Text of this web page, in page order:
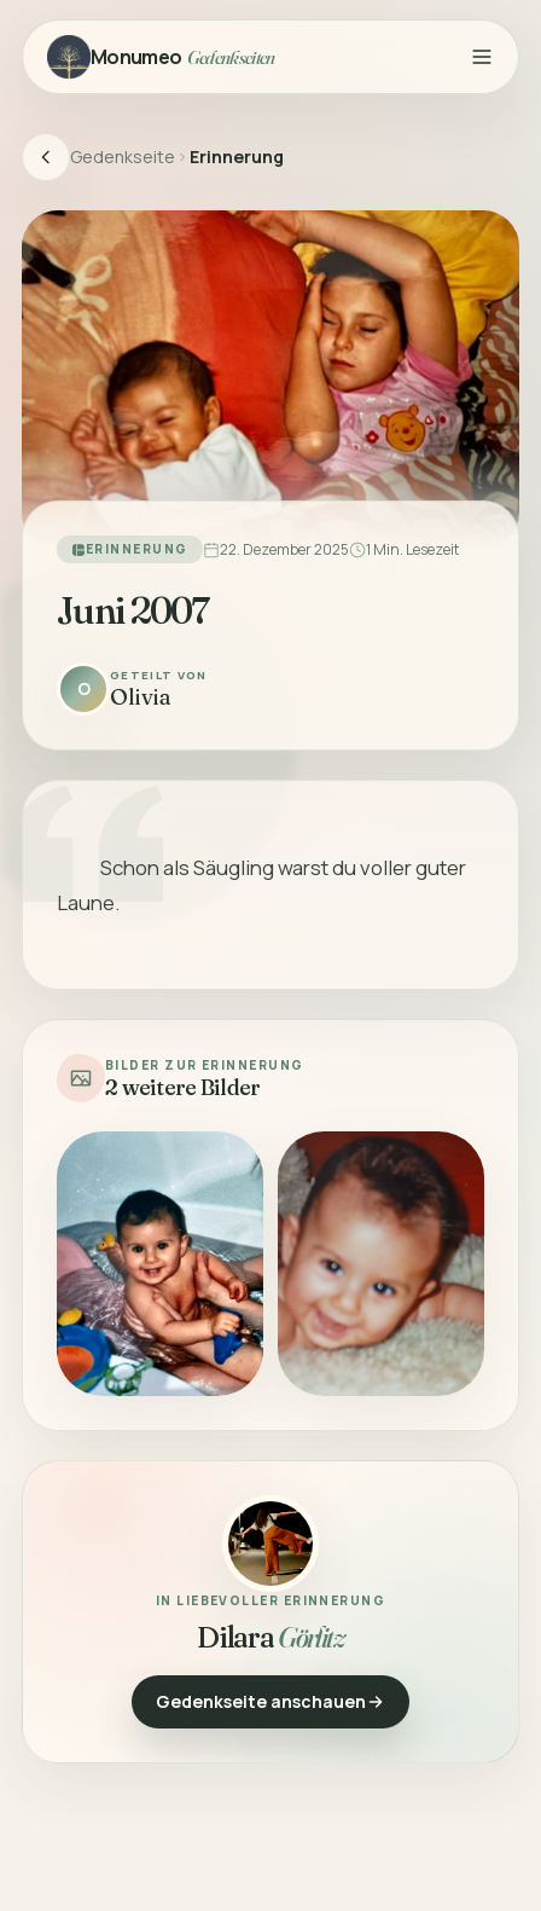
Monumeo Gedenkseiten
Gedenkseite Erinnerung
ERINNERUNG 22. Dezember 2025 1 Min. Lesezeit
Juni 2007
O
GETEILT VON
Olivia
Laune.
BILDER ZUR ERINNERUNG
2 weitere Bilder
IN LIEBEVOLLER ERINNERUNG
DilaraGörlitz
Gedenkseite anschauen